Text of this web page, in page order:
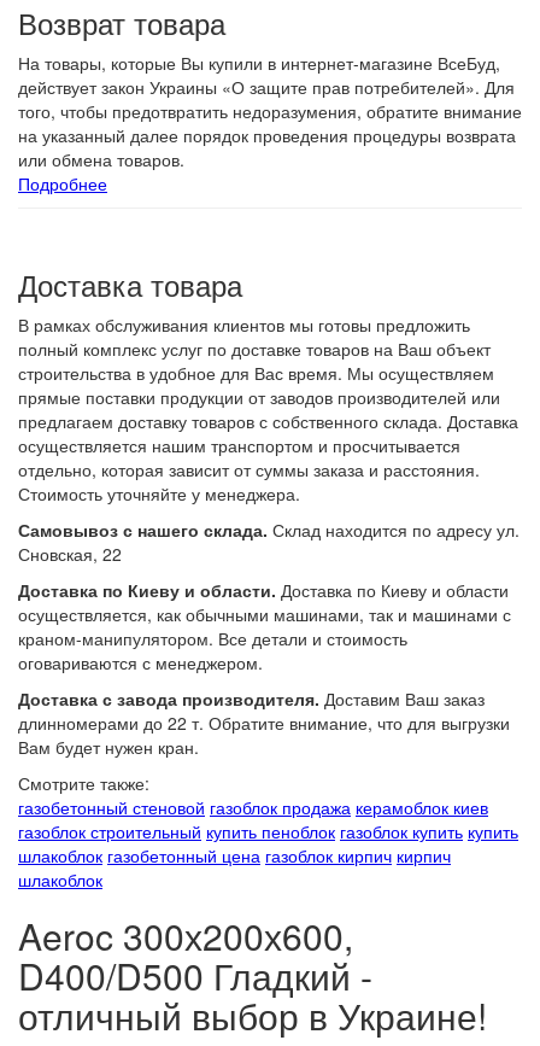
Возврат товара
На товары, которые Вы купили в интернет-магазине ВсеБуд,
действует закон Украины «О защите прав потребителей». Для
того, чтобы предотвратить недоразумения, обратите внимание
на указанный далее порядок проведения процедуры возврата
или обмена товаров.
Подробнее
Доставка товара
В рамках обслуживания клиентов мы готовы предложить
полный комплекс услуг по доставке товаров на Ваш объект
строительства в удобное для Вас время. Мы осуществляем
прямые поставки продукции от заводов производителей или
предлагаем доставку товаров с собственного склада. Доставка
осуществляется нашим транспортом и просчитывается
отдельно, которая зависит от суммы заказа и расстояния.
Стоимость уточняйте у менеджера.
Самовывоз с нашего склада. Склад находится по адресу ул.
Сновская, 22
Доставка по Киеву и области. Доставка по Киеву и области
осуществляется, как обычными машинами, так и машинами с
краном-манипулятором. Все детали и стоимость
оговариваются с менеджером.
Доставка с завода производителя. Доставим Ваш заказ
длинномерами до 22 т. Обратите внимание, что для выгрузки
Вам будет нужен кран.
Смотрите также:
газобетонный стеновой газоблок продажа керамоблок киев
газоблок строительный купить пеноблок газоблок купить купить
шлакоблок газобетонный цена газоблок кирпич кирпич
шлакоблок
Aeroc 300х200х600,
D400/D500 Гладкий -
отличный выбор в Украине!